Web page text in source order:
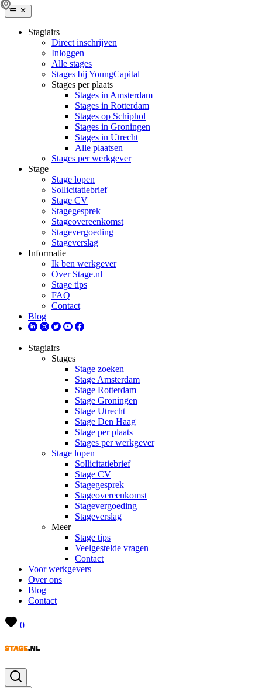
Stagiairs
Direct inschrijven
Inloggen
Alle stages
Stages bij YoungCapital
Stages per plaats
Stages in Amsterdam
Stages in Rotterdam
Stages op Schiphol
Stages in Groningen
Stages in Utrecht
Alle plaatsen
Stages per werkgever
Stage
Stage lopen
Sollicitatiebrief
Stage CV
Stagegesprek
Stageovereenkomst
Stagevergoeding
Stageverslag
Informatie
Ik ben werkgever
Over Stage.nl
Stage tips
FAQ
Contact
Blog
Stagiairs
Stages
Stage zoeken
Stage Amsterdam
Stage Rotterdam
Stage Groningen
Stage Utrecht
Stage Den Haag
Stage per plaats
Stages per werkgever
Stage lopen
Sollicitatiebrief
Stage CV
Stagegesprek
Stageovereenkomst
Stagevergoeding
Stageverslag
Meer
Stage tips
Veelgestelde vragen
Contact
Voor werkgevers
Over ons
Blog
Contact
0